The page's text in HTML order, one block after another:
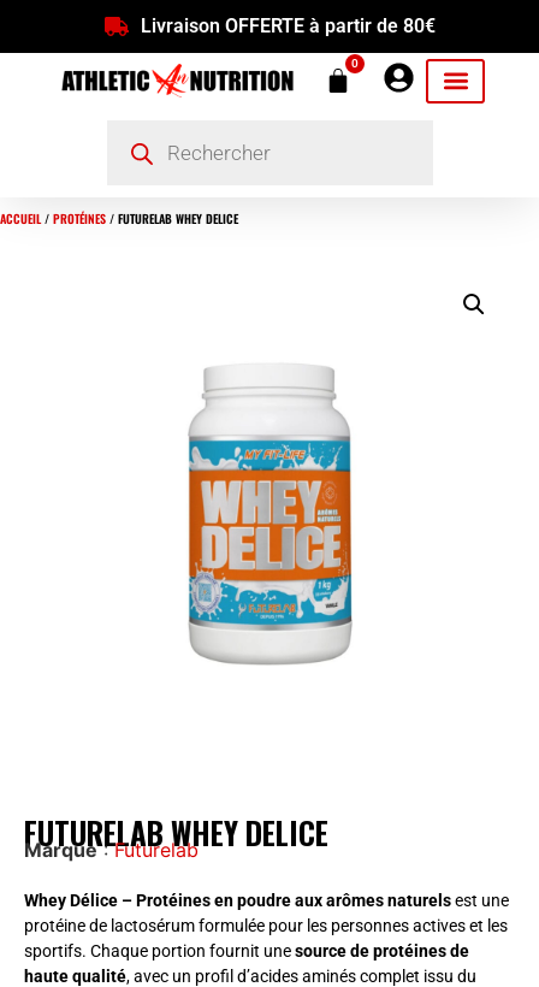
Livraison OFFERTE à partir de 80€
0
ACCUEIL/ PROTÉINES / FUTURELAB WHEY DELICE
FUTURELAB WHEY DELICE
Marque:Futurelab
Whey Délice – Protéines en poudre aux arômes naturelsest une
protéine de lactosérum formulée pour les personnes actives et les
sportifs. Chaque portion fournit unesource de protéines de
haute qualité, avec un profil d’acides aminés complet issu du